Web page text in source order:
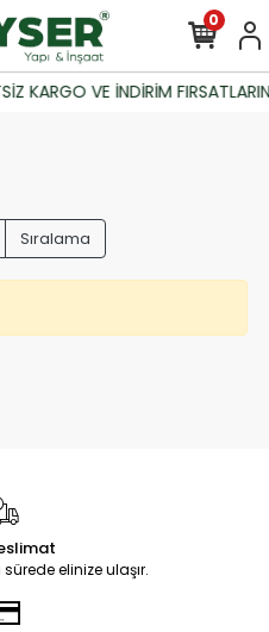
KARGO VE İNDİRİM
0
Sıralama
elinize ulaşır.